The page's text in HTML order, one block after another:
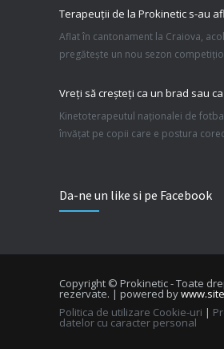
Aflat în cantonament la Craiova,
pregătește un nou sezon
Vreţi să creşteţi ca un brad sau
Kinetoterapeutul naţionalei de
învăţat pe copii care e postura
Recuperare Genunchi Alex Cioabla
Craiova
Recuperare Dumitras Andrei
Recuperare Ionut Dragusin
Da-ne un like si pe Facebook
Copyright © Prokinetic - Toate
rezervate. | powered by
Politica de utilizare Cookie-uri |
datelor cu caracter personal